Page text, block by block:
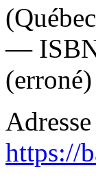
—
https://